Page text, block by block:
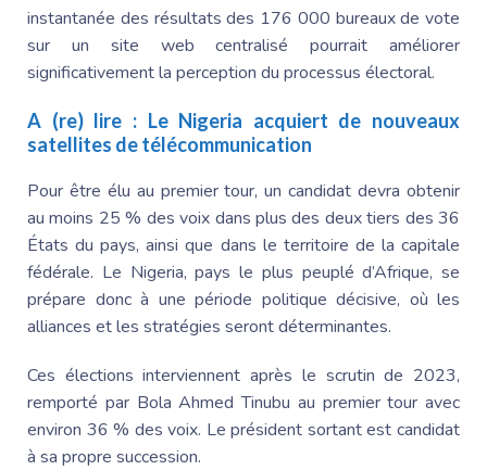
instantanée des résultats des 176 000 bureaux de vote
sur un site web centralisé pourrait améliorer
significativement la perception du processus électoral.
A (re) lire : Le Nigeria acquiert de nouveaux
satellites de télécommunication
Pour être élu au premier tour, un candidat devra obtenir
au moins 25 % des voix dans plus des deux tiers des 36
États du pays, ainsi que dans le territoire de la capitale
fédérale. Le Nigeria, pays le plus peuplé d’Afrique, se
prépare donc à une période politique décisive, où les
alliances et les stratégies seront déterminantes.
Ces élections interviennent après le scrutin de 2023,
remporté par Bola Ahmed Tinubu au premier tour avec
environ 36 % des voix. Le président sortant est candidat
à sa propre succession.